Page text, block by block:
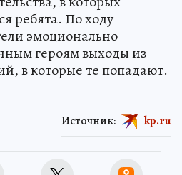
ребята. По ходу
эмоционально
героям выходы из
в которые те попадают.
Источник: kp.ru